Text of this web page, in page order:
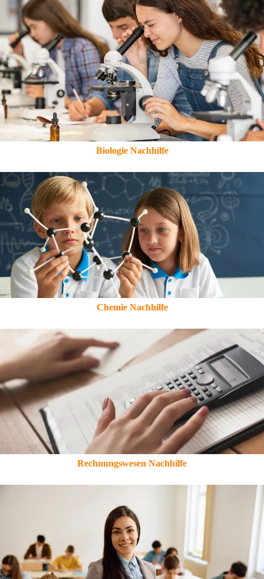
Biologie Nachhilfe
Chemie Nachhilfe
Rechnungswesen Nachhilfe